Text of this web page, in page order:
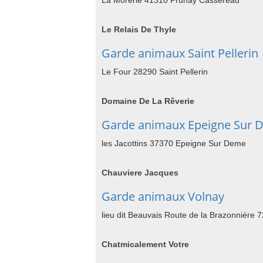
Le Relais De Thyle
Garde animaux Saint Pellerin
Le Four 28290 Saint Pellerin
Domaine De La Rêverie
Garde animaux Epeigne Sur
les Jacottins 37370 Epeigne Sur Deme
Chauviere Jacques
Garde animaux Volnay
lieu dit Beauvais Route de la Brazonniére
Chatmicalement Votre